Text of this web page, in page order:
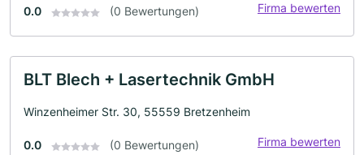
0.0 (0 Bewertungen) Firma bewerten
BLT Blech + Lasertechnik GmbH
Winzenheimer Str. 30, 55559 Bretzenheim
0.0 (0 Bewertungen) Firma bewerten